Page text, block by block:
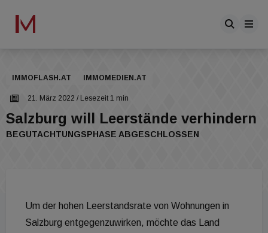
IMMOFLASH.AT IMMOMEDIEN.AT
21. März 2022 / Lesezeit 1 min
Salzburg will Leerstände verhindern
BEGUTACHTUNGSPHASE ABGESCHLOSSEN
Um der hohen Leerstandsrate von Wohnungen in
Salzburg entgegenzuwirken, möchte das Land